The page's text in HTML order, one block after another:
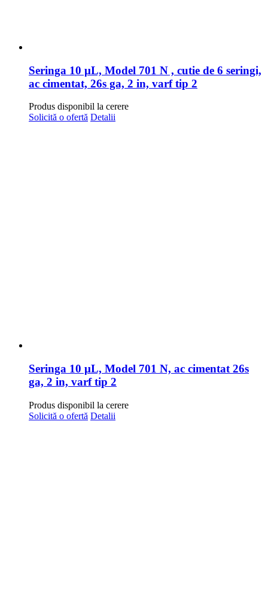
Seringa 10 μL, Model 701 N , cutie de 6 seringi,
ac cimentat, 26s ga, 2 in, varf tip 2
Produs disponibil la cerere
Solicită o ofertă Detalii
Seringa 10 μL, Model 701 N, ac cimentat 26s
ga, 2 in, varf tip 2
Produs disponibil la cerere
Solicită o ofertă Detalii